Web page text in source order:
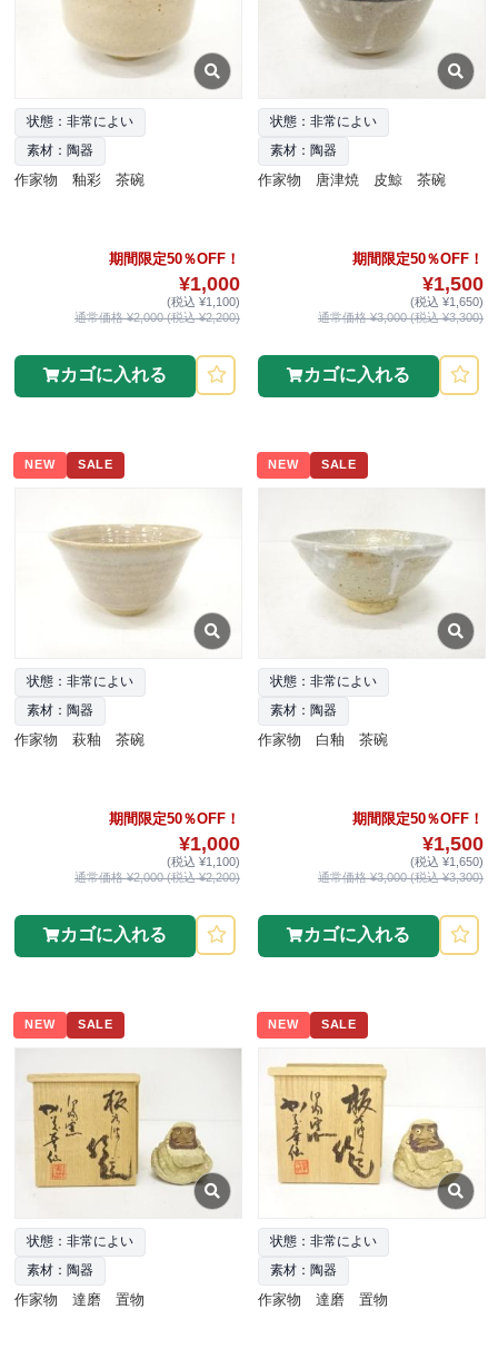
状態：非常によい
素材：陶器
作家物 釉彩 茶碗
期間限定50％OFF！
¥1,000
(税込 ¥1,100)
通常価格 ¥2,000 (税込 ¥2,200)
カゴに入れる
状態：非常によい
素材：陶器
作家物 唐津焼 皮鯨 茶碗
期間限定50％OFF！
¥1,500
(税込 ¥1,650)
通常価格 ¥3,000 (税込 ¥3,300)
カゴに入れる
NEW SALE
状態：非常によい
素材：陶器
作家物 萩釉 茶碗
期間限定50％OFF！
¥1,000
(税込 ¥1,100)
通常価格 ¥2,000 (税込 ¥2,200)
カゴに入れる
NEW SALE
状態：非常によい
素材：陶器
作家物 白釉 茶碗
期間限定50％OFF！
¥1,500
(税込 ¥1,650)
通常価格 ¥3,000 (税込 ¥3,300)
カゴに入れる
NEW SALE
状態：非常によい
素材：陶器
作家物 達磨 置物
NEW SALE
状態：非常によい
素材：陶器
作家物 達磨 置物